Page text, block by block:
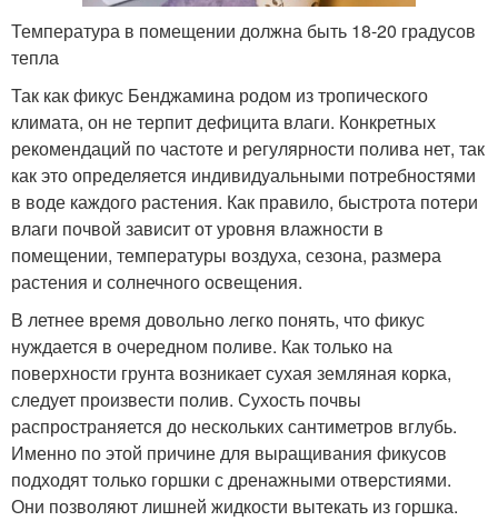
Температура в помещении должна быть 18-20 градусов
тепла
Так как фикус Бенджамина родом из тропического
климата, он не терпит дефицита влаги. Конкретных
рекомендаций по частоте и регулярности полива нет, так
как это определяется индивидуальными потребностями
в воде каждого растения. Как правило, быстрота потери
влаги почвой зависит от уровня влажности в
помещении, температуры воздуха, сезона, размера
растения и солнечного освещения.
В летнее время довольно легко понять, что фикус
нуждается в очередном поливе. Как только на
поверхности грунта возникает сухая земляная корка,
следует произвести полив. Сухость почвы
распространяется до нескольких сантиметров вглубь.
Именно по этой причине для выращивания фикусов
подходят только горшки с дренажными отверстиями.
Они позволяют лишней жидкости вытекать из горшка.